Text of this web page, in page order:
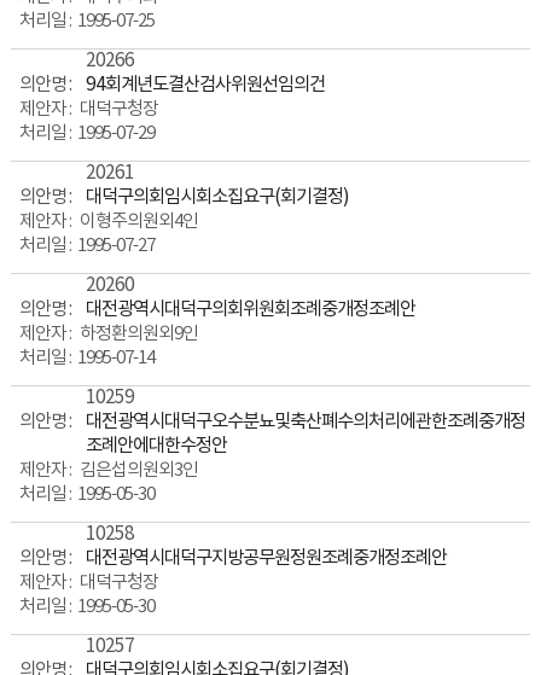
1995-07-25
20266
94회계년도결산검사위원선임의건
대덕구청장
1995-07-29
20261
대덕구의회임시회소집요구(회기결정)
이형주의원외4인
1995-07-27
20260
대전광역시대덕구의회위원회조례중개정조례안
하정환의원외9인
1995-07-14
10259
대전광역시대덕구오수분뇨및축산폐수의처리에관한조례중개정
조례안에대한수정안
김은섭의원외3인
1995-05-30
10258
대전광역시대덕구지방공무원정원조례중개정조례안
대덕구청장
1995-05-30
10257
대덕구의회임시회소집요구(회기결정)